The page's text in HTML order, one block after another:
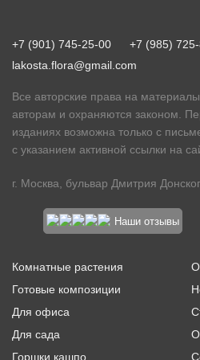
+7 (901) 745-25-00
+7 (985)
lakosta.flora@gmail.com
Все авторские права на
авторам и охраняются законом.
изданиях возможна только с
с указанием активной ссылки на
г. Москва, бульвар Дмитрия
Наши отзывы
Комнатные растения
Готовые композиции
Для офиса
Для сада
Горшки кашпо
О